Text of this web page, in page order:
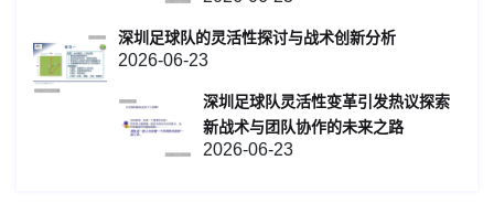
深圳足球队的灵活性探讨与战术创新分析
2026-06-23
深圳足球队灵活性变革引发热议探索
新战术与团队协作的未来之路
2026-06-23